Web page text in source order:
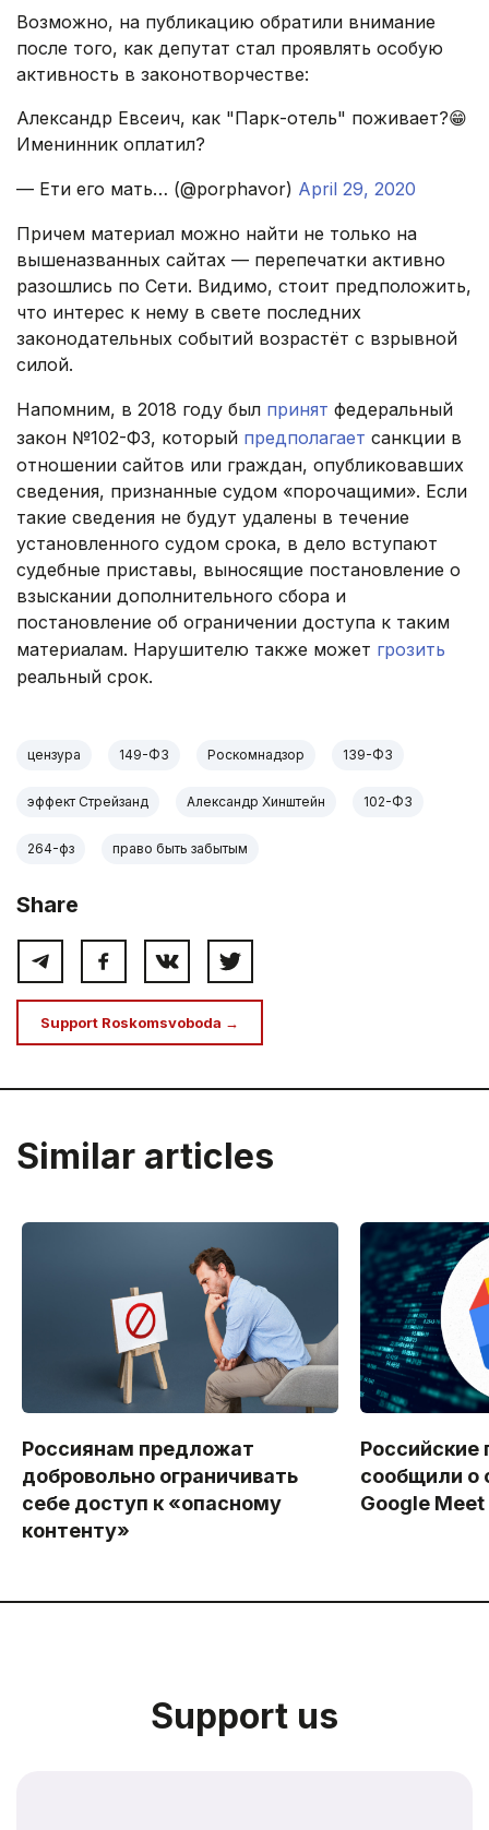
Возможно, на публикацию обратили внимание
после того, как депутат стал проявлять особую
активность в законотворчестве:
Александр Евсеич, как "Парк-отель" поживает?😁
Именинник оплатил?
— Ети его мать… (@porphavor) April 29, 2020
Причем материал можно найти не только на
вышеназванных сайтах — перепечатки активно
разошлись по Сети. Видимо, стоит предположить,
что интерес к нему в свете последних
законодательных событий возрастёт с взрывной
силой.
Напомним, в 2018 году был принят федеральный
закон №102-ФЗ, который предполагает санкции в
отношении сайтов или граждан, опубликовавших
сведения, признанные судом «порочащими». Если
такие сведения не будут удалены в течение
установленного судом срока, в дело вступают
судебные приставы, выносящие постановление о
взыскании дополнительного сбора и
постановление об ограничении доступа к таким
материалам. Нарушителю также может грозить
реальный срок.
цензура 149-ФЗ Роскомнадзор 139-ФЗ
эффект Стрейзанд Александр Хинштейн 102-ФЗ
264-фз право быть забытым
Share
Support Roskomsvoboda →
Similar articles
Россиянам предложат
добровольно ограничивать
себе доступ к «опасному
контенту»
Российские
сообщили о
Google Meet
Support us